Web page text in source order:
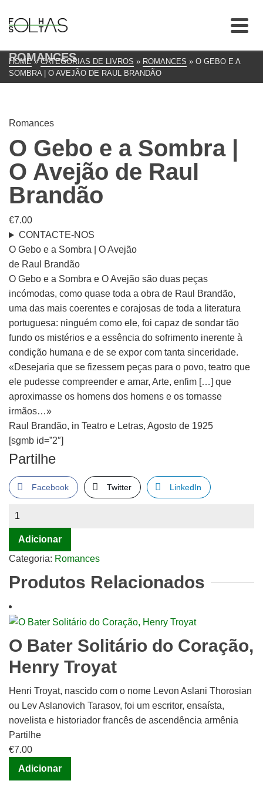
ROMANCES
HOME » CATEGORIAS DE LIVROS » ROMANCES » O GEBO E A
SOMBRA | O AVEJÃO DE RAUL BRANDÃO
Romances
O Gebo e a Sombra |
O Avejão de Raul
Brandão
€7.00
CONTACTE-NOS
O Gebo e a Sombra | O Avejão
de Raul Brandão
O Gebo e a Sombra e O Avejão são duas peças
incómodas, como quase toda a obra de Raul Brandão,
uma das mais coerentes e corajosas de toda a literatura
portuguesa: ninguém como ele, foi capaz de sondar tão
fundo os mistérios e a essência do sofrimento inerente à
condição humana e de se expor com tanta sinceridade.
«Desejaria que se fizessem peças para o povo, teatro que
ele pudesse compreender e amar, Arte, enfim […] que
aproximasse os homens dos homens e os tornasse
irmãos…»
Raul Brandão, in Teatro e Letras, Agosto de 1925
[sgmb id=”2″]
Partilhe
Facebook Twitter LinkedIn
Quantidade
de
Gebo
a
|
Avejão
Raul
Brandão
Adicionar
Categoria: Romances
Produtos Relacionados
O Bater Solitário do Coração,
Henry Troyat
Henri Troyat, nascido com o nome Levon Aslani Thorosian
ou Lev Aslanovich Tarasov, foi um escritor, ensaísta,
novelista e historiador francês de ascendência armênia
Partilhe
€7.00
Adicionar